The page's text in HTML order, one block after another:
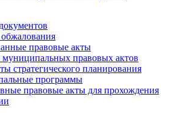
правовые акты
правовых актов
стратегического планирования
программы
правовые акты для прохождения